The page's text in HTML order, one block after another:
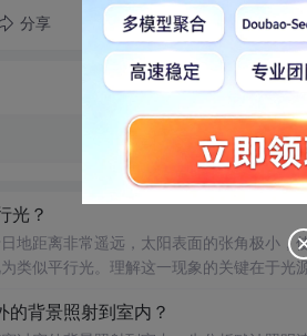
分享 转发到动态 举报
光？
地距离非常遥远，太阳表面的张角极小，
类似平行光。理解这一现象的关键在于光
的背景照射到室内？